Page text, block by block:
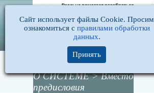
Нткотин и алкоголь
О СИСТЕМЕ>Вместо
предисловия
Сайт использует файлы Cookie. Просим
ознакомиться с правилами обработки
данных.
Принять